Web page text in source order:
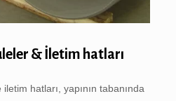
& İletim hatları
hatları, yapının tabanında